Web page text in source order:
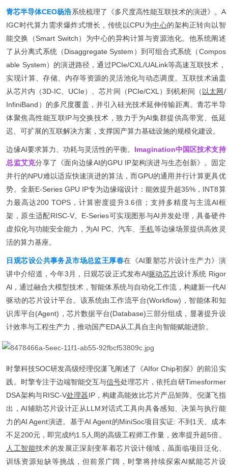
青芯半导体CEO杨浩系统梳理了《多尺度高性能互联技术的演进》。A
IGC时代算力需求爆炸式增长，传统以CPU为中心的架构正转向以智
能交换（Smart Switch）为中心的异构计算与资源池化。他系统阐述
了从分离式系统（Disaggregate System）到可组合式系统（Compos
able System）的演进路径，通过PCIe/CXL/UALink等高速互联技术，
实现计算、存储、内存等资源的灵活池化与动态调度。互联技术涵盖
从芯片内（3D-IC、UCIe）、芯片间（PCIe/CXL）到机柜间（ 以太网/
InfiniBand）的多尺度覆盖，并引入硅光技术延伸传输距离。青芯半导
体聚焦高性能互联IP与交换技术，致力于为AI集群提供高带宽、低延
迟、可扩展的互联解决方案，支撑国产算力基础设施的规模化建设。
边缘AI要求算力、功耗与灵活性的平衡。 Imagination中国区技术支持
总监艾克分享了《面向边缘AI的GPU IP架构演进与生态创新》。固定
并行的NPU难以适应快速演进的算法，而GPU的通用并行计算更具优
势。全新E-Series GPU IP专为边缘端设计：能效提升超35%，INT8算
力最高达200 TOPS，计算密度提升3.6倍；支持多精度与主流AI框
架，原生适配RISC-V。E-Series可实现图形与AI并发处理，具备硬件
虚拟化与功能安全能力，为AI PC、汽车、手机等边缘场景提供高效灵
活的算力基座。
日观芯设公共事务及市场总监王厚春在《AI重塑芯片设计生产力》演
讲中介绍道，今年3月，日观芯设正式发布AI驱动芯片设计系统 Rigor
Al，通过融合大模型技术，智能体系统与自动化工作流，构建新一代AI
驱动的芯片设计平台。该系统由工作流平台(Workflow)，智能体和知
识库平台(Agent)，芯片数据平台(Database)三部分组成，显著提升设
计效率与工程生产力，推动国产EDA从工具自主向智能赋能进阶。
时擎科技SOC研发高级经理倪潇飞阐述了《AIfor Chip初探》的前沿实
践。时擎专注于边端智能交互与信号处理芯片，依托自研Timesformer
DSA架构与RISC-V处理器IP，构建高能效比芯片产品矩阵。倪潇飞指
出，AI辅助芯片设计正从LLM对话式工具向具备感知、决策与执行能
力的AI Agent演进。基于AI Agent的MiniSoc项目实证: 不到1天、成本
不足200元，即完成约1.5人周的高级工程师工作量，效率提升超5倍。
人工智能技术的发展正深刻变革着芯片设计领域，虽面临项目泛化、
训练资源短缺等挑战，但前景广阔，时擎将持续探索AI赋能芯片设